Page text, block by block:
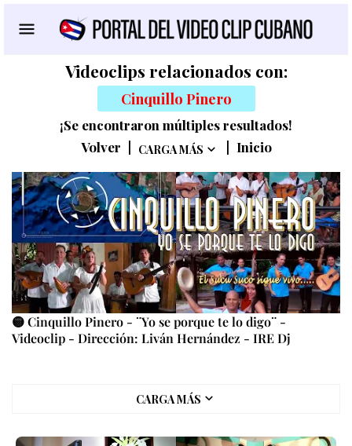
Videoclips relacionados con:
Cinquillo Pinero
¡Se encontraron múltiples resultados!
Volver
CARGA MÁS Inicio
🟡 Cinquillo Pinero - ¨Yo se porque te lo digo¨ -
Videoclip - Dirección: Liván Hernández - IRE Dj
CARGA MÁS